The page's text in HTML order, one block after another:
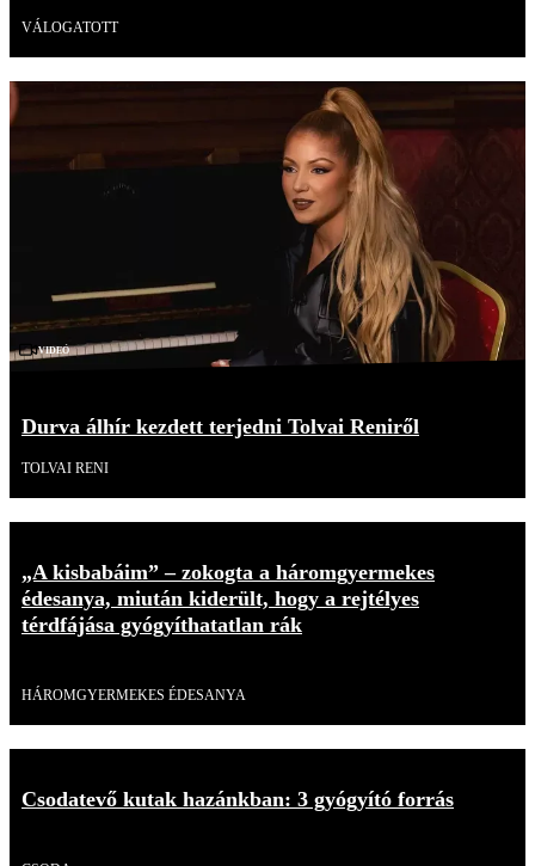
VÁLOGATOTT
Videó
Durva álhír kezdett terjedni Tolvai Reniről
TOLVAI RENI
„A kisbabáim” – zokogta a háromgyermekes
édesanya, miután kiderült, hogy a rejtélyes
térdfájása gyógyíthatatlan rák
HÁROMGYERMEKES ÉDESANYA
Csodatevő kutak hazánkban: 3 gyógyító forrás